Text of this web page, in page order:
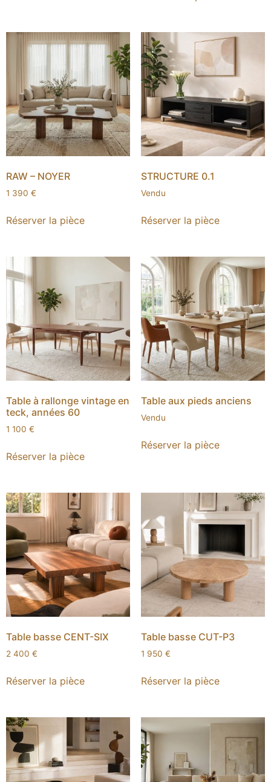
RAW – NOYER
1 390 €
Réserver la pièce
STRUCTURE 0.1
Vendu
Réserver la pièce
Table à rallonge vintage en
teck, années 60
1 100 €
Réserver la pièce
Table aux pieds anciens
Vendu
Réserver la pièce
Table basse CENT-SIX
2 400 €
Réserver la pièce
Table basse CUT-P3
1 950 €
Réserver la pièce